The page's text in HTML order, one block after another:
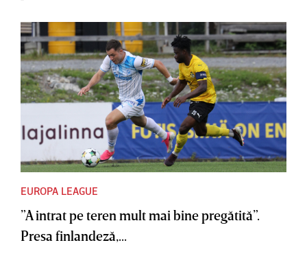
EUROPA LEAGUE
”A intrat pe teren mult mai bine pregătită”.
Presa finlandeză,...